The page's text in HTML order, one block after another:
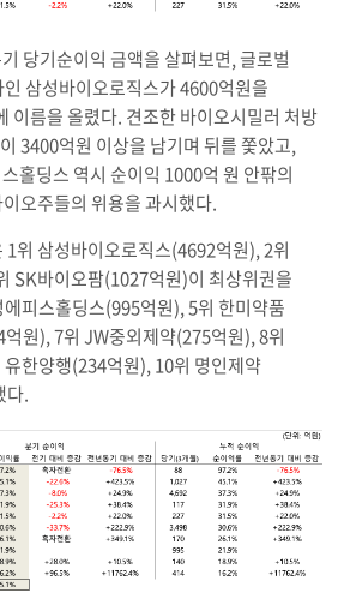
당기순이익 금액을 살펴보면, 글로벌
삼성바이오로직스가 4600억원을
이름을 올렸다. 견조한 바이오시밀러 처방
3400억원 이상을 남기며 뒤를 쫓았고,
홀딩스 역시 순이익 1000억 원 안팎의
오주들의 위용을 과시했다.
1위 삼성바이오로직스(4692억원), 2위
SK바이오팜(1027억원)이 최상위권을
피스홀딩스(995억원), 5위 한미약품
원), 7위 JW중외제약(275억원), 8위
한양행(234억원), 10위 명인제약
다.